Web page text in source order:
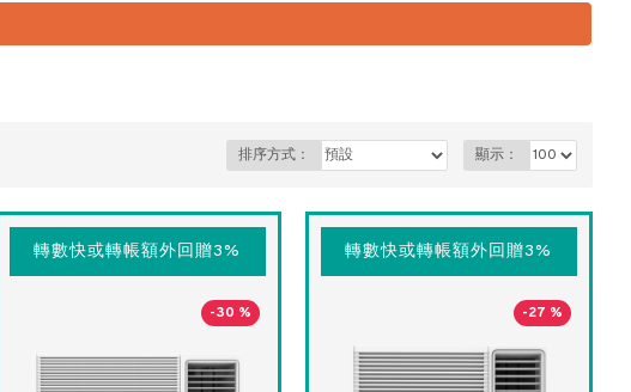
排序方式： 顯示：
轉數快或轉帳額外回贈3%
-30 %
轉數快或轉帳額外回贈3%
-27 %